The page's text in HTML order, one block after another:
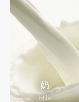
奶
Milk